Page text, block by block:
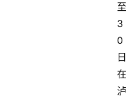
至
3
0
日
在
泸